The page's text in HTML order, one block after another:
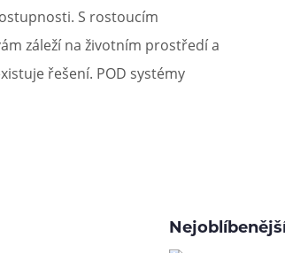
S rostoucím
záleží na životním prostředí a
řešení. POD systémy
Nejoblíbenější